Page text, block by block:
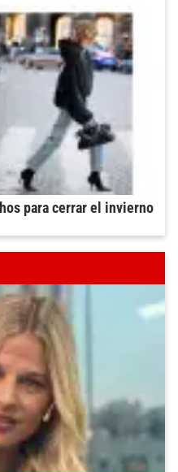
para cerrar el invierno